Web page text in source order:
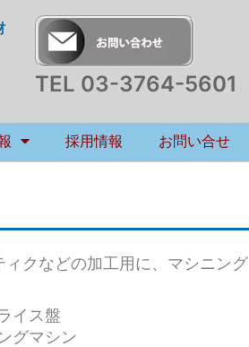
TEL 03-3764-5601
採用情報 お問い合せ
クなどの加工用に、マシニング
イス盤
マシン